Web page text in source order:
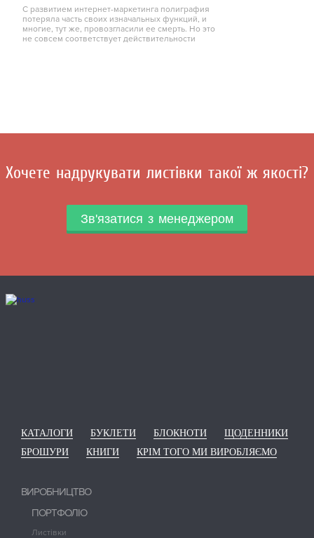
С развитием интернет-маркетинга полиграфия
потеряла часть своих изначальных функций, и
многие, тут же, провозгласили ее смерть. Но это
не совсем соответствует действительности
Хочете надрукувати листівки такої ж якості?
Зв'язатися з менеджером
КАТАЛОГИ БУКЛЕТИ БЛОКНОТИ
ЩОДЕННИКИ
БРОШУРИ
КНИГИ КРІМ ТОГО МИ ВИРОБЛЯЄМО
ВИРОБНИЦТВО
ПОРТФОЛІО
Листівки